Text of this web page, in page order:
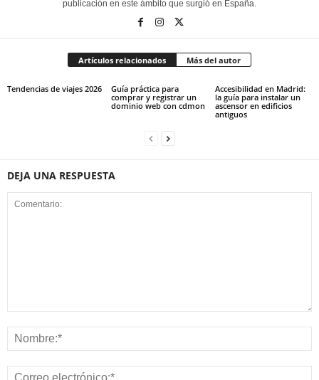
publicación en este ámbito que surgió en España.
Artículos relacionados Más del autor
Tendencias de viajes 2026
Guía práctica para
comprar y registrar un
dominio web con cdmon
Accesibilidad en Madrid:
la guía para instalar un
ascensor en edificios
antiguos
DEJA UNA RESPUESTA